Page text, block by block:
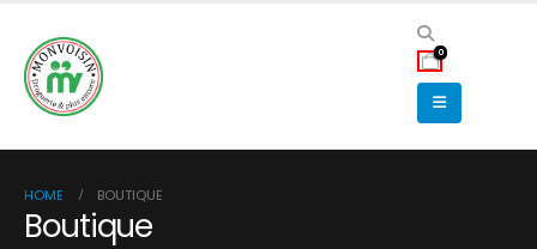
0
HOME BOUTIQUE
Boutique